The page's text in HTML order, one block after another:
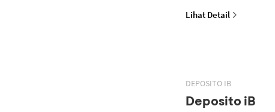
Lihat Detail
DEPOSITO IB
Deposito iB